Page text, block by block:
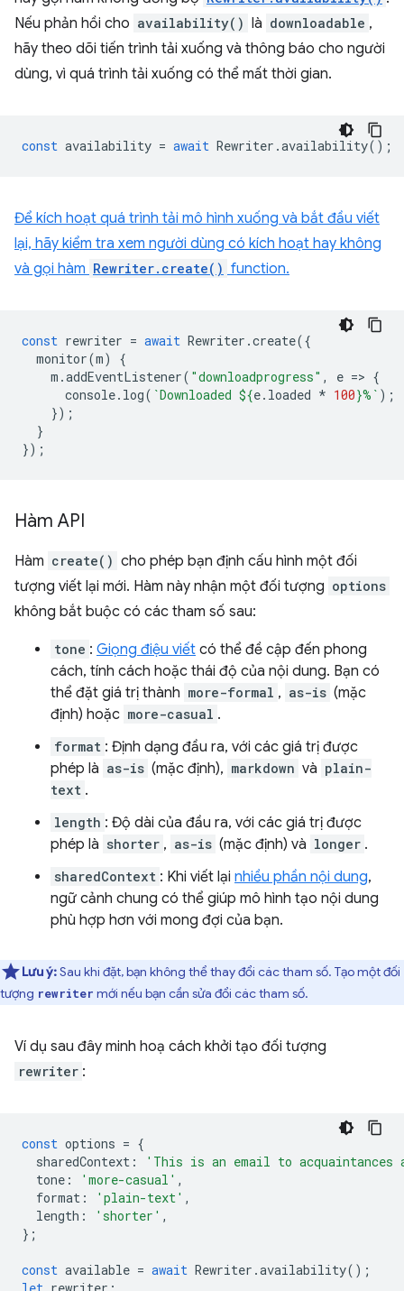
Nếu phản hồi cho availability() là downloadable ,
hãy theo dõi tiến trình tải xuống và thông báo cho người
dùng, vì quá trình tải xuống có thể mất thời gian.
const availability = await Rewriter .availability();
Để kích hoạt quá trình tải mô hình xuống và bắt đầu viết
lại, hãy kiểm tra xem người dùng có kích hoạt hay không
và gọi hàm Rewriter.create() function.
const rewriter = await Rewriter .create({
monitor(m)
{
m .addEventListener( "downloadprogress" , e => {
console. log( `Downloaded ${e. loaded * 100}%` );
});
}
});
Hàm API
Hàm create() cho phép bạn định cấu hình một đối
tượng viết lại mới. Hàm này nhận một đối tượng options
không bắt buộc có các tham số sau:
tone : Giọng điệu viết có thể đề cập đến phong
cách, tính cách hoặc thái độ của nội dung. Bạn có
thể đặt giá trị thành more-formal , as-is (mặc
định) hoặc more-casual .
format : Định dạng đầu ra, với các giá trị được
phép là as-is (mặc định), markdown và plain-
text .
length : Độ dài của đầu ra, với các giá trị được
phép là shorter , as-is (mặc định) và longer .
sharedContext : Khi viết lại nhiều phần nội dung,
ngữ cảnh chung có thể giúp mô hình tạo nội dung
phù hợp hơn với mong đợi của bạn.
Lưu ý:Sau khi đặt, bạn không thể thay đổi các tham số. Tạo một đối
tượng rewriter mới nếu bạn cần sửa đổi các tham số.
Ví dụ sau đây minh hoạ cách khởi tạo đối tượng
rewriter :
const options = {
sharedContext :
'This is an email to acquaintances
tone : 'more-casual' ,
format : 'plain-text' ,
length : 'shorter' ,
};
const available = await Rewriter .availability();